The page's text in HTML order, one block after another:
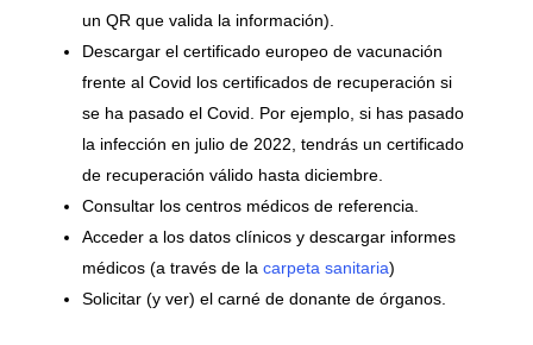
un QR que valida la información).
Descargar el certificado europeo de vacunación
frente al Covid los certificados de recuperación si
se ha pasado el Covid. Por ejemplo, si has pasado
la infección en julio de 2022, tendrás un certificado
de recuperación válido hasta diciembre.
Consultar los centros médicos de referencia.
Acceder a los datos clínicos y descargar informes
médicos (a través de la carpeta sanitaria)
Solicitar (y ver) el carné de donante de órganos.